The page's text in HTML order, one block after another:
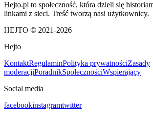
Hejto.pl to społeczność, która dzieli się
linkami z sieci. Treść tworzą nasi użytkownicy.
HEJTO © 2021-2026
Hejto
KontaktRegulaminPolityka prywatnościZasady
moderacjiPoradnikSpołecznościWspierający
Social media
facebookinstagramtwitter